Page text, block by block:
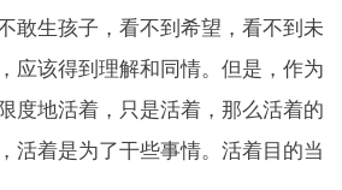
敢生孩子，看不到希望，看不到未
应该得到理解和同情。但是，作为
度地活着，只是活着，那么活着的
活着是为了干些事情。活着目的当